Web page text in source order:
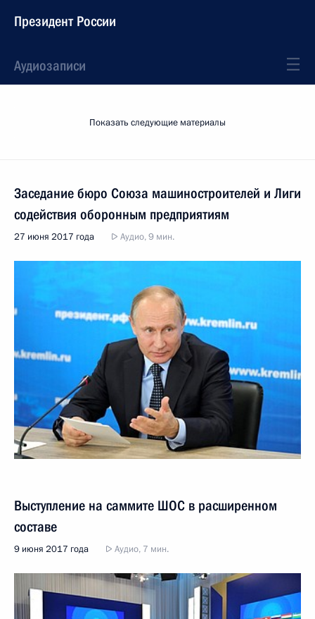
Президент России
Аудиозаписи
Показать следующие материалы
Заседание бюро Союза машиностроителей и Лиги
содействия оборонным предприятиям
27 июня 2017 года Аудио, 9 мин.
Выступление на саммите ШОС в расширенном
составе
9 июня 2017 года Аудио, 7 мин.